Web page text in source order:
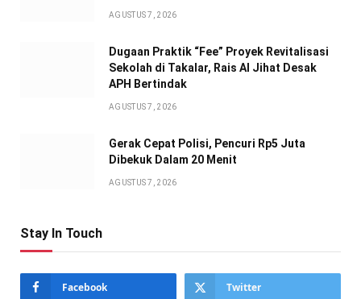
AGUSTUS 7, 2026
Dugaan Praktik “Fee” Proyek Revitalisasi
Sekolah di Takalar, Rais Al Jihat Desak
APH Bertindak
AGUSTUS 7, 2026
Gerak Cepat Polisi, Pencuri Rp5 Juta
Dibekuk Dalam 20 Menit
AGUSTUS 7, 2026
Stay In Touch
Facebook Twitter